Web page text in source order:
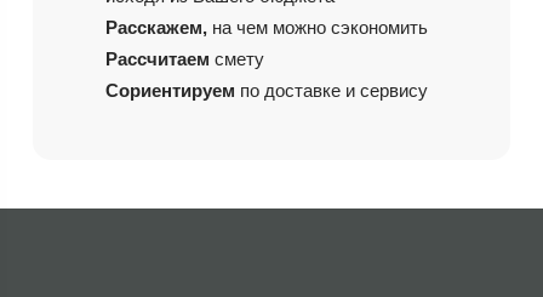
Расскажем, на чем можно сэкономить
Рассчитаемсмету
Сориентируем по доставке и сервису